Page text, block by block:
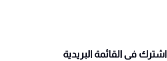
اشترك فى القائمة البريدية